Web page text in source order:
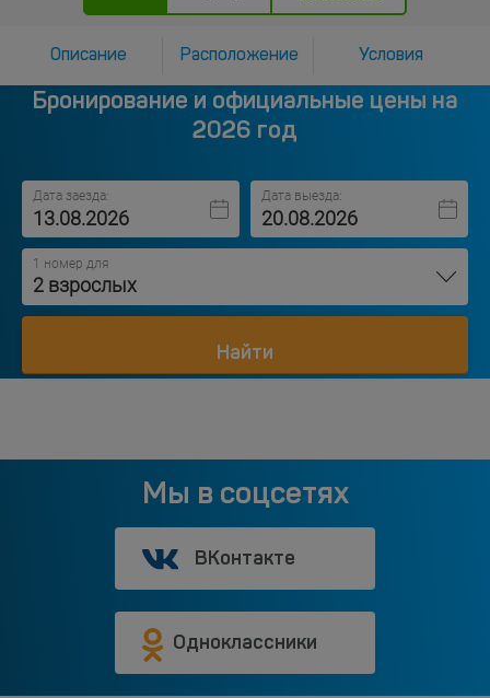
Описание Расположение Условия
Бронирование и официальные цены на
2026 год
Дата заезда: Дата выезда:
1 номер для
2 взрослых
Найти
Мы в соцсетях
ВКонтакте
Одноклассники